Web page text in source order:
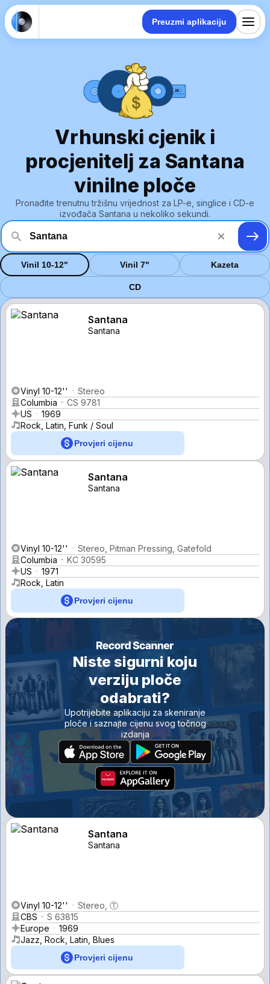
Preuzmi aplikaciju
Vrhunski cjenik i
procjenitelj za Santana
vinilne ploče
Pronađite trenutnu tržišnu vrijednost za LP-e, singlice i CD-e
izvođača Santana u nekoliko sekundi.
Vinil 10-12" Vinil 7" Kazeta
CD
Santana
Santana
Vinyl 10-12''
Stereo
Columbia
CS 9781
US
1969
Rock, Latin, Funk / Soul
Provjeri cijenu
Santana
Santana
Vinyl 10-12''
Stereo, Pitman Pressing, Gatefold
Columbia
KC 30595
US
1971
Rock, Latin
Provjeri cijenu
Niste sigurni koju
verziju ploče
odabrati?
Upotrijebite aplikaciju za skeniranje
ploče i saznajte cijenu svog točnog
izdanja
Santana
Santana
Vinyl 10-12''
Stereo, Ⓣ
CBS
S 63815
Europe
1969
Jazz, Rock, Latin, Blues
Provjeri cijenu